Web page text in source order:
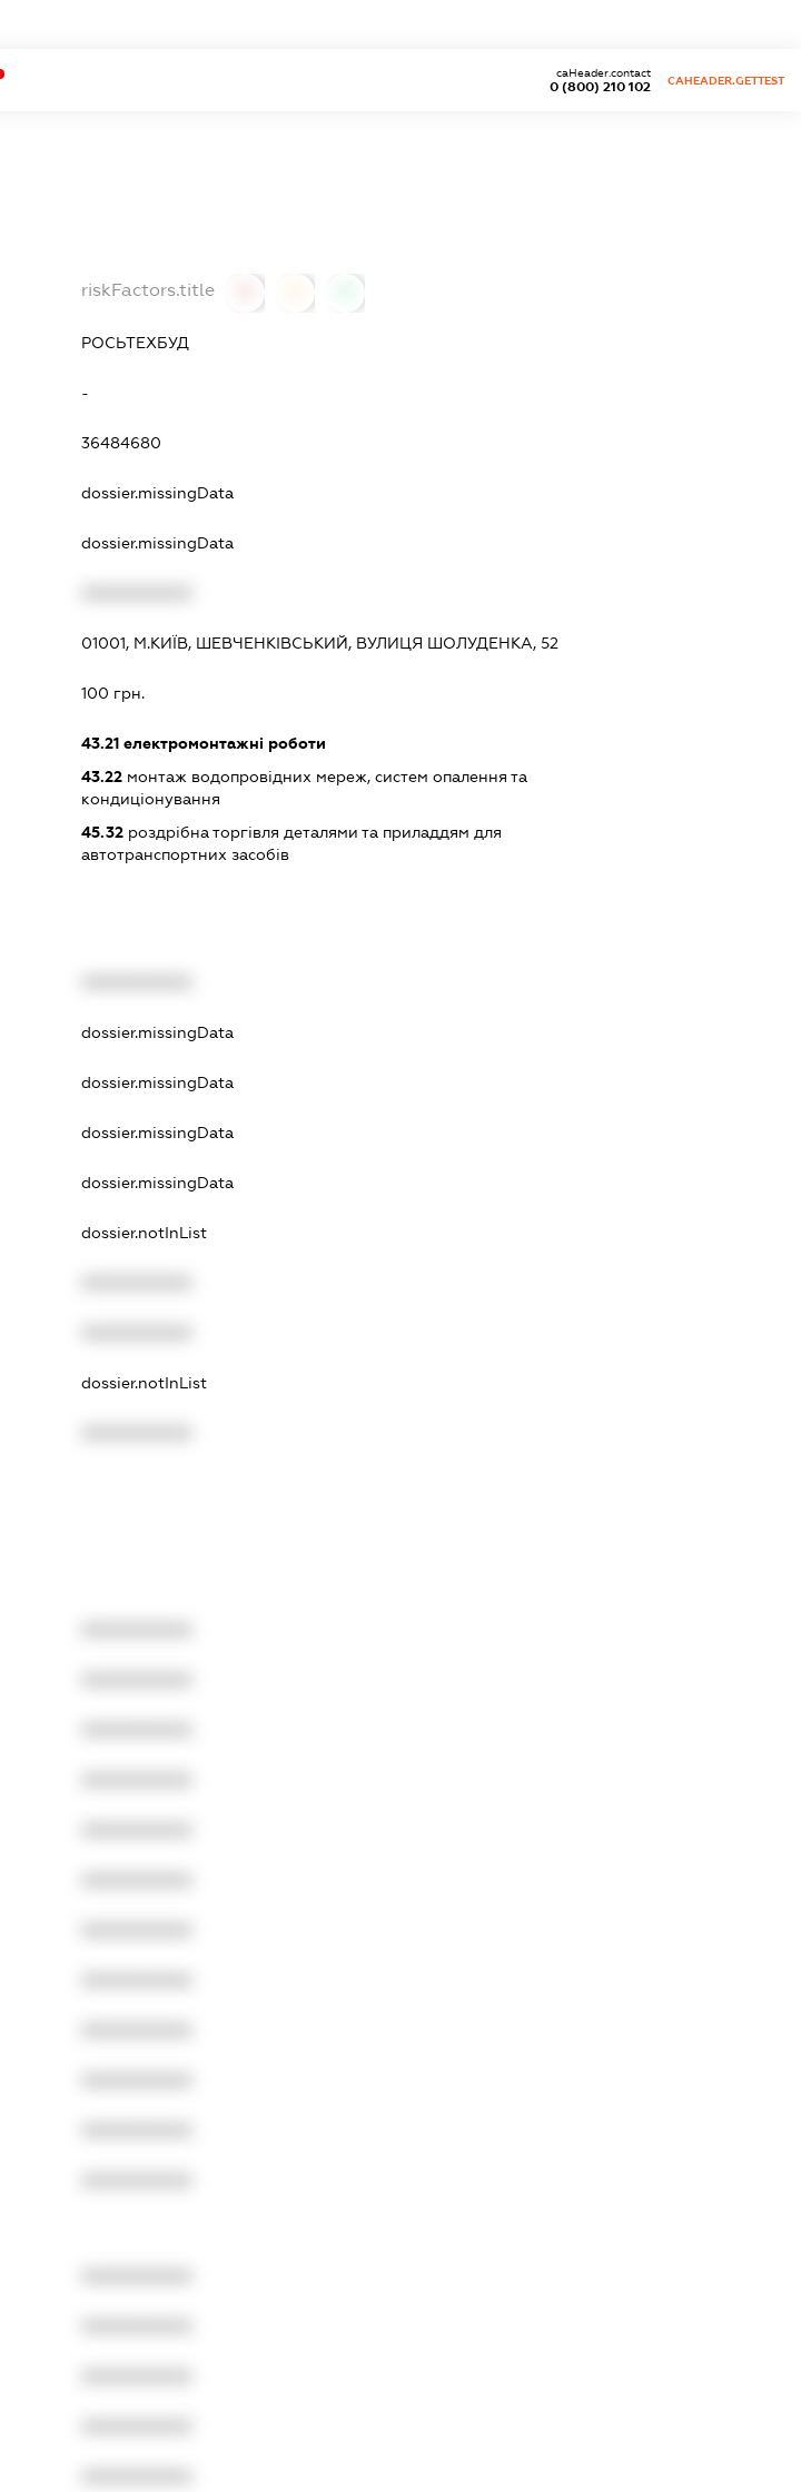
0 (800) 210 102
caHeader.contact
CAHEADER.GETTEST
riskFactors.title
РОСЬТЕХБУД
-
36484680
dossier.missingData
dossier.missingData
01001, М.КИЇВ, ШЕВЧЕНКІВСЬКИЙ, ВУЛИЦЯ ШОЛУДЕНКА, 52
100 грн.
43.21 електромонтажні роботи
43.22 монтаж водопровідних мереж, систем опалення та
кондиціонування
45.32 роздрібна торгівля деталями та приладдям для
автотранспортних засобів
dossier.missingData
dossier.missingData
dossier.missingData
dossier.missingData
dossier.notInList
dossier.notInList